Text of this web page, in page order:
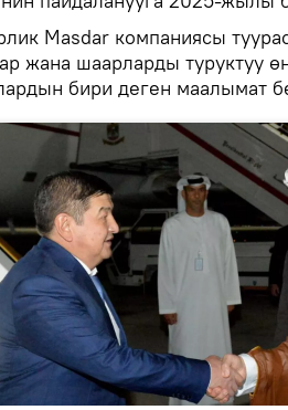
Masdar компаниясы
жана шаарларды туруктуу
бири деген маалымат